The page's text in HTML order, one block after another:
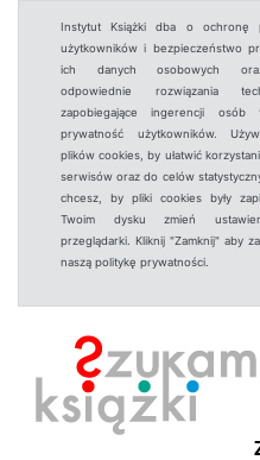
Instytut Książki dba o ochronę
użytkowników i bezpieczeństwo
ich danych osobowych
odpowiednie rozwiązania
zapobiegające ingerencji osób
prywatność użytkowników.
plików cookies, by ułatwić
serwisów oraz do celów
chcesz, by pliki cookies były
Twoim dysku zmień
przeglądarki. Kliknij "Zamknij" aby
naszą politykę prywatności.